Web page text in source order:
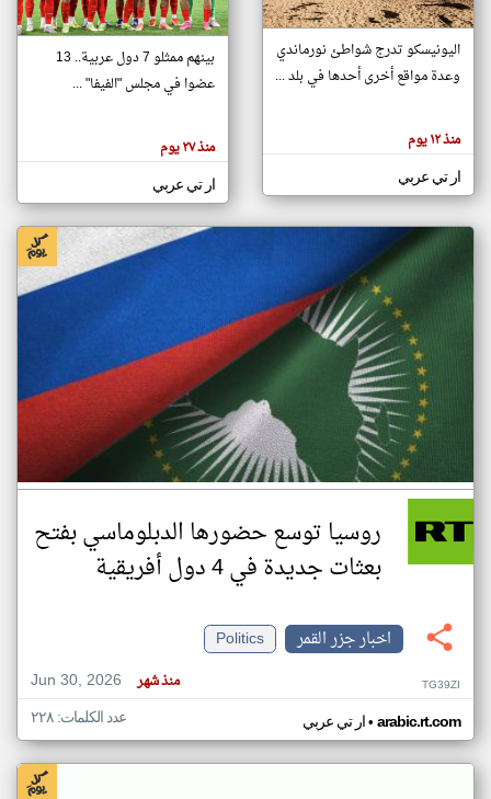
تغيير الدولة
اخبار جزر القمر على مدار الساعة
أهم اخبار جزر القمر العاجلة والمباشرة
هنا عن
وجهة
كاتبيها.
اليونيسكو تدرج شواطئ نورماندي
وعدة مواقع أخرى أحدها في بلد ...
منذ ١٢ يوم
ار تي عربي
بينهم ممثلو 7 دول عربية.. 13
عضوا في مجلس "الفيفا" ...
منذ ٢٧ يوم
ار تي عربي
روسيا توسع حضورها الدبلوماسي بفتح
بعثات جديدة في 4 دول أفريقية
اخبار جزر القمر
Politics
Jun 30, 2026
منذ شهر TG39ZI
ار تي عربي• arabic.rt.com عدد الكلمات: ٢٢٨
klyoum.com